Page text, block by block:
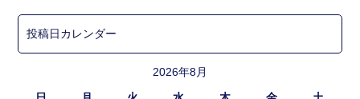
投稿日カレンダー
2026年8月